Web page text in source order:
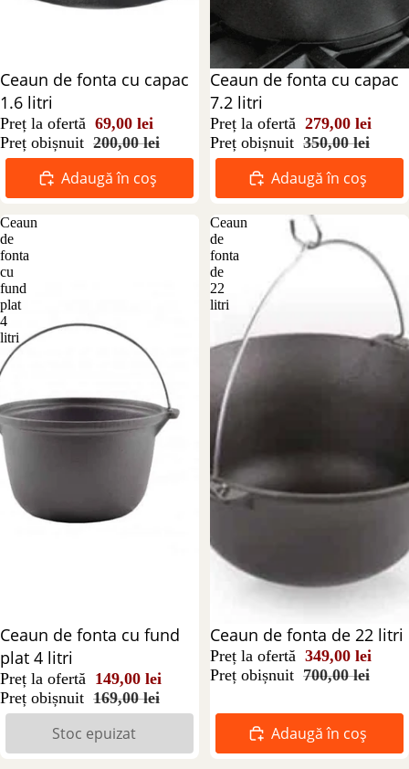
Reducere 66%
Ceaun de fonta cu capac
1.6 litri
Preț la ofertă 69,00 lei
Preț obișnuit 200,00 lei
Adaugă în coș
Reducere 20%
Ceaun de fonta cu capac
7.2 litri
Preț la ofertă 279,00 lei
Preț obișnuit 350,00 lei
Adaugă în coș
Ceaun
de
fonta
cu
fund
plat
4
litri
Stoc epuizat
Ceaun de fonta cu fund
plat 4 litri
Preț la ofertă 149,00 lei
Preț obișnuit 169,00 lei
Stoc epuizat
Ceaun
de
fonta
de
22
litri
Reducere 50%
Ceaun de fonta de 22 litri
Preț la ofertă 349,00 lei
Preț obișnuit 700,00 lei
Adaugă în coș